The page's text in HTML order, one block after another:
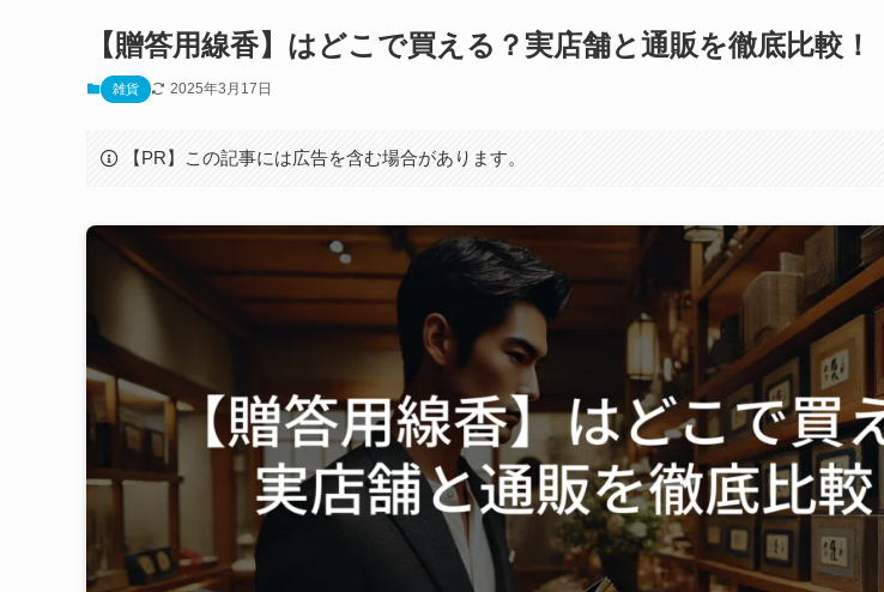
【贈答用線香】はどこで買える？実店舗と通販を徹底比較！
雑貨 2025年3月17日
【PR】この記事には広告を含む場合があります。